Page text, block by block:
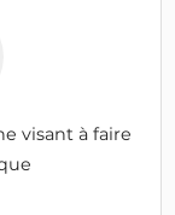
visant à faire